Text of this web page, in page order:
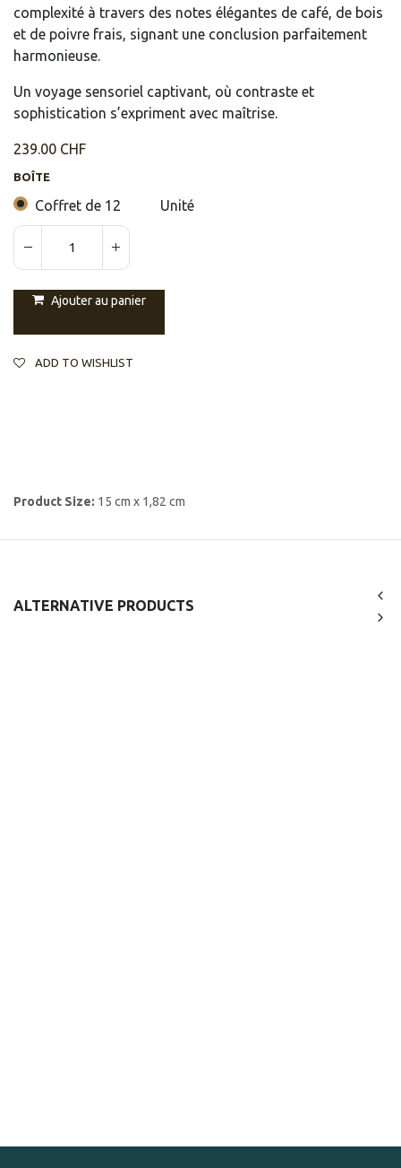
complexité à travers des notes élégantes de café, de bois
et de poivre frais, signant une conclusion parfaitement
harmonieuse.
Un voyage sensoriel captivant, où contraste et
sophistication s’expriment avec maîtrise.
239.00 CHF
BOÎTE
Coffret de 12 Unité
Ajouter au panier
ADD TO WISHLIST
Product Size: 15 cm x 1,82 cm
ALTERNATIVE PRODUCTS